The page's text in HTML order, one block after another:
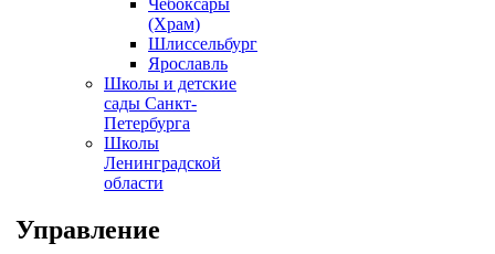
(Храм)
Шлиссельбург
Ярославль
Школы и детские
сады Санкт-
Петербурга
Школы
Ленинградской
области
Управление